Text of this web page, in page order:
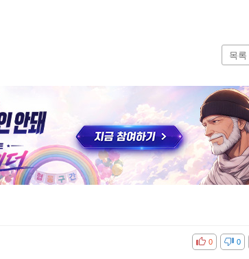
목록
비공감 0
0